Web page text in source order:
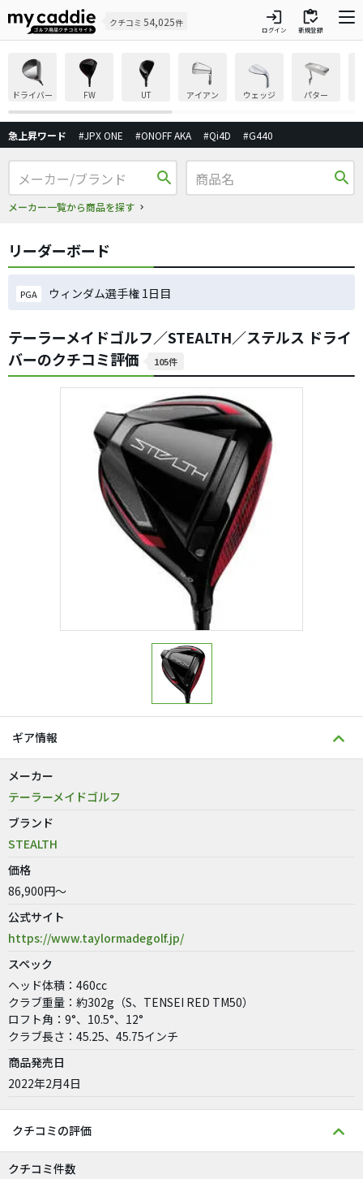
クチコミ 54,025件 login
ログイン
inventory
新規登録
ドライバー FW UT アイアン ウェッジ パター
急上昇ワード #JPX ONE #ONOFF AKA #Qi4D #G440
search
メーカー一覧から商品を探す
search
リーダーボード
PGA ウィンダム選手権 1日目
テーラーメイドゴルフ／STEALTH／ステルス ドライ
バーのクチコミ評価
105件
ギア情報
メーカー
テーラーメイドゴルフ
ブランド
STEALTH
価格
86,900円～
公式サイト
https://www.taylormadegolf.jp/
スペック
ヘッド体積：460cc
クラブ重量：約302g（S、TENSEI RED TM50）
ロフト角：9°、10.5°、12°
クラブ長さ：45.25、45.75インチ
商品発売日
2022年2月4日
クチコミの評価
クチコミ件数